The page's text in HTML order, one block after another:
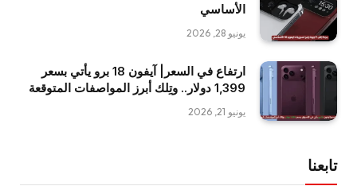
الأساسي
يونيو 28, 2026
ارتفاع في السعر| آيفون 18 برو يأتي بسعر
1,399 دولار.. وتِلك أبرز المواصفات المتوقعة
يونيو 21, 2026
تابعنا